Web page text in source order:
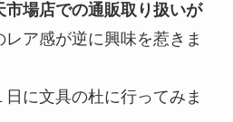
市場店での通販取り扱いが
レア感が逆に興味を惹きま
に文具の杜に行ってみま